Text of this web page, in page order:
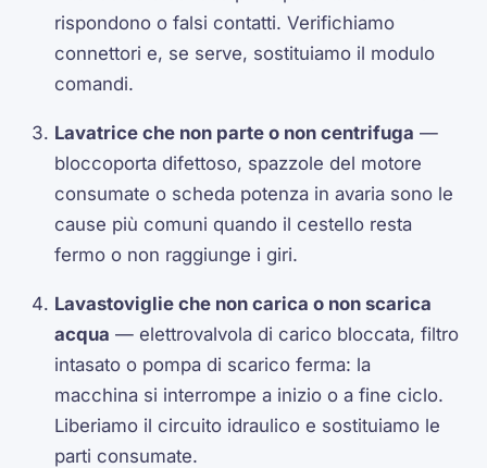
rispondono o falsi contatti. Verifichiamo
connettori e, se serve, sostituiamo il modulo
comandi.
Lavatrice che non parte o non centrifuga —
bloccoporta difettoso, spazzole del motore
consumate o scheda potenza in avaria sono le
cause più comuni quando il cestello resta
fermo o non raggiunge i giri.
Lavastoviglie che non carica o non scarica
acqua — elettrovalvola di carico bloccata, filtro
intasato o pompa di scarico ferma: la
macchina si interrompe a inizio o a fine ciclo.
Liberiamo il circuito idraulico e sostituiamo le
parti consumate.